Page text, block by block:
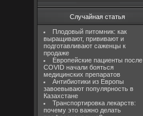
Случайная статья
Плодовый питомник: как
выращивают, прививают и
подготавливают саженцы к
продаже
Европейские пациенты после
COVID начали бояться
медицинских препаратов
Антибиотики из Европы
завоевывают популярность в
Казахстане
Транспортировка лекарств:
почему это важно делать